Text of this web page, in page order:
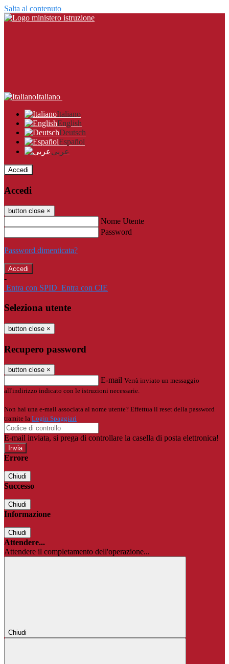
Salta al contenuto
Italiano
Italiano
English
Deutsch
Español
عربى
Accedi
Accedi
button close ×
Nome Utente
Password
Password dimenticata?
-
Entra con SPID Entra con CIE
Seleziona utente
button close ×
Recupero password
button close ×
E-mail Verrà inviato un messaggio
all'indirizzo indicato con le istruzioni necessarie.
Non hai una e-mail associata al nome utente? Effettua il reset della password
tramite la Login Spaggiari
E-mail inviata, si prega di controllare la casella di posta elettronica!
Errore
Chiudi
Successo
Chiudi
Informazione
Chiudi
Attendere...
Attendere il completamento dell'operazione...
Chiudi